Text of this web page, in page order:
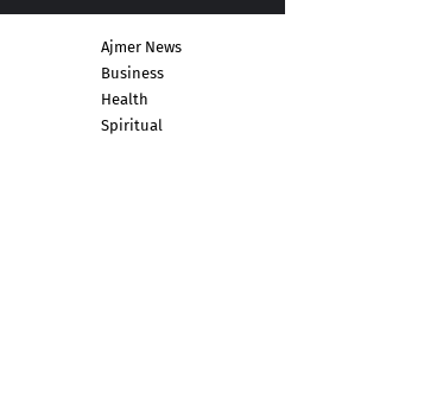
Ajmer News
Business
Health
Spiritual